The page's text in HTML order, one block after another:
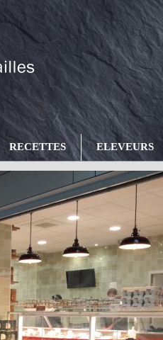
RECETTES ELEVEURS